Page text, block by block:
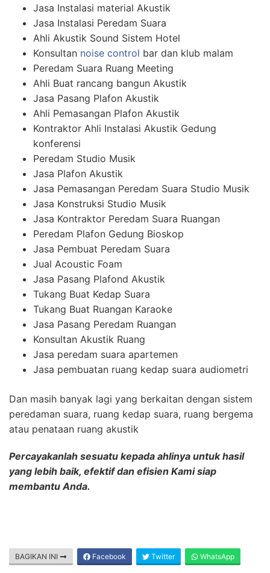
Jasa Instalasi material Akustik
Jasa Instalasi Peredam Suara
Ahli Akustik Sound Sistem Hotel
Konsultan noise control bar dan klub malam
Peredam Suara Ruang Meeting
Ahli Buat rancang bangun Akustik
Jasa Pasang Plafon Akustik
Ahli Pemasangan Plafon Akustik
Kontraktor Ahli Instalasi Akustik Gedung
konferensi
Peredam Studio Musik
Jasa Plafon Akustik
Jasa Pemasangan Peredam Suara Studio Musik
Jasa Konstruksi Studio Musik
Jasa Kontraktor Peredam Suara Ruangan
Peredam Plafon Gedung Bioskop
Jasa Pembuat Peredam Suara
Jual Acoustic Foam
Jasa Pasang Plafond Akustik
Tukang Buat Kedap Suara
Tukang Buat Ruangan Karaoke
Jasa Pasang Peredam Ruangan
Konsultan Akustik Ruang
Jasa peredam suara apartemen
Jasa pembuatan ruang kedap suara audiometri
Dan masih banyak lagi yang berkaitan dengan sistem
peredaman suara, ruang kedap suara, ruang bergema
atau penataan ruang akustik
Percayakanlah sesuatu kepada ahlinya untuk hasil
yang lebih baik, efektif dan efisien Kami siap
membantu Anda.
BAGIKAN INI Facebook Twitter WhatsApp